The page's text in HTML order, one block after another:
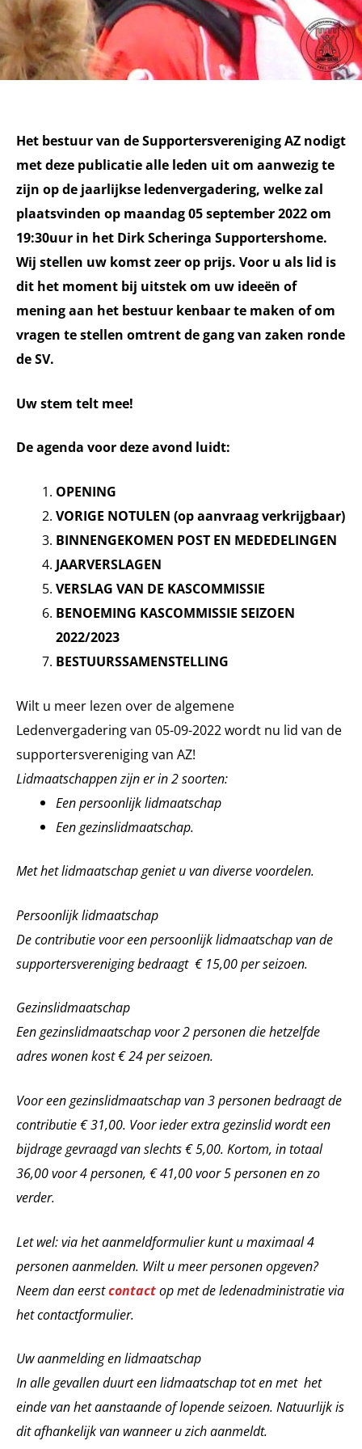
Het bestuur van de Supportersvereniging AZ nodigt
met deze publicatie alle leden uit om aanwezig te
zijn op de jaarlijkse ledenvergadering, welke zal
plaatsvinden op maandag 05 september 2022 om
19:30uur in het Dirk Scheringa Supportershome.
Wij stellen uw komst zeer op prijs. Voor u als lid is
dit het moment bij uitstek om uw ideeën of
mening aan het bestuur kenbaar te maken of om
vragen te stellen omtrent de gang van zaken ronde
de SV.
Uw stem telt mee!
De agenda voor deze avond luidt:
OPENING
VORIGE NOTULEN (op aanvraag verkrijgbaar)
BINNENGEKOMEN POST EN MEDEDELINGEN
JAARVERSLAGEN
VERSLAG VAN DE KASCOMMISSIE
BENOEMING KASCOMMISSIE SEIZOEN
2022/2023
BESTUURSSAMENSTELLING
Wilt u meer lezen over de algemene
Ledenvergadering van 05-09-2022 wordt nu lid van de
supportersvereniging van AZ!
Lidmaatschappen zijn er in 2 soorten:
Een persoonlijk lidmaatschap
Een gezinslidmaatschap.
Met het lidmaatschap geniet u van diverse voordelen.
Persoonlijk lidmaatschap
De contributie voor een persoonlijk lidmaatschap van de
supportersvereniging bedraagt € 15,00 per seizoen.
Gezinslidmaatschap
Een gezinslidmaatschap voor 2 personen die hetzelfde
adres wonen kost € 24 per seizoen.
Voor een gezinslidmaatschap van 3 personen bedraagt de
contributie € 31,00. Voor ieder extra gezinslid wordt een
bijdrage gevraagd van slechts € 5,00. Kortom, in totaal
36,00 voor 4 personen, € 41,00 voor 5 personen en zo
verder.
Let wel: via het aanmeldformulier kunt u maximaal 4
personen aanmelden. Wilt u meer personen opgeven?
Neem dan eerstcontactop met de ledenadministratie via
het contactformulier.
Uw aanmelding en lidmaatschap
In alle gevallen duurt een lidmaatschap tot en met het
einde van het aanstaande of lopende seizoen. Natuurlijk is
dit afhankelijk van wanneer u zich aanmeldt.